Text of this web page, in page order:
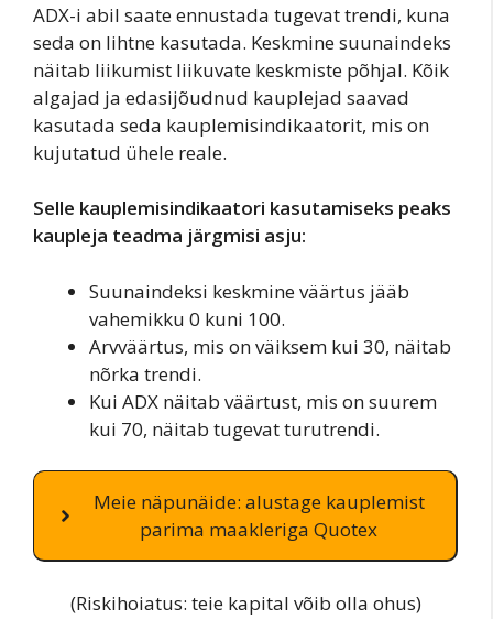
ADX-i abil saate ennustada tugevat trendi, kuna
seda on lihtne kasutada. Keskmine suunaindeks
näitab liikumist liikuvate keskmiste põhjal. Kõik
algajad ja edasijõudnud kauplejad saavad
kasutada seda kauplemisindikaatorit, mis on
kujutatud ühele reale.
Selle kauplemisindikaatori kasutamiseks peaks
kaupleja teadma järgmisi asju:
Suunaindeksi keskmine väärtus jääb
vahemikku 0 kuni 100.
Arvväärtus, mis on väiksem kui 30, näitab
nõrka trendi.
Kui ADX näitab väärtust, mis on suurem
kui 70, näitab tugevat turutrendi.
Meie näpunäide: alustage kauplemist
parima maakleriga Quotex
(Riskihoiatus: teie kapital võib olla ohus)